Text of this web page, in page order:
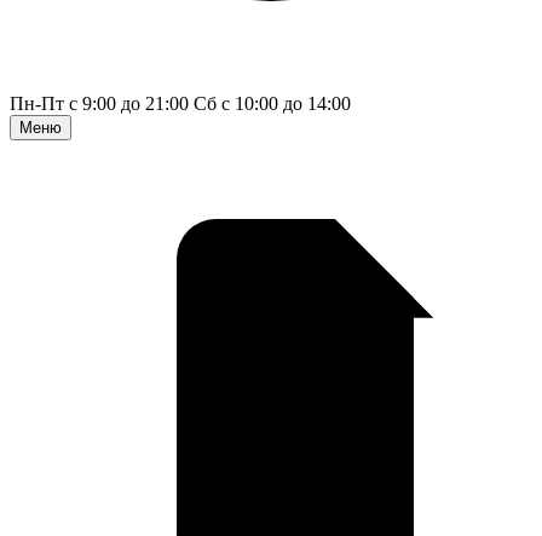
Пн-Пт с 9:00 до 21:00 Сб с 10:00 до 14:00
Меню